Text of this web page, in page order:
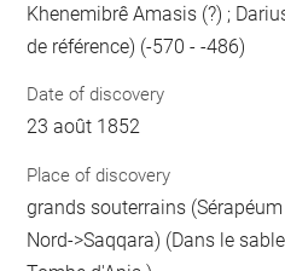
Khenemibrê Amasis (?) ;
de référence) (-570 - -486)
Date of discovery
23 août 1852
Place of discovery
grands souterrains
Nord->Saqqara) (Dans le